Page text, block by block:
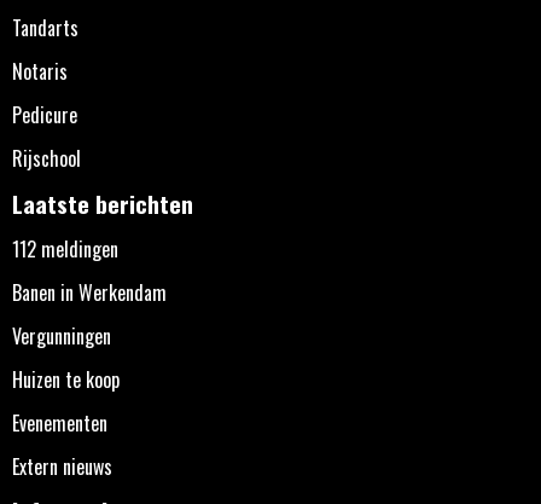
Tandarts
Notaris
Pedicure
Rijschool
Laatste berichten
112 meldingen
Banen in Werkendam
Vergunningen
Huizen te koop
Evenementen
Extern nieuws